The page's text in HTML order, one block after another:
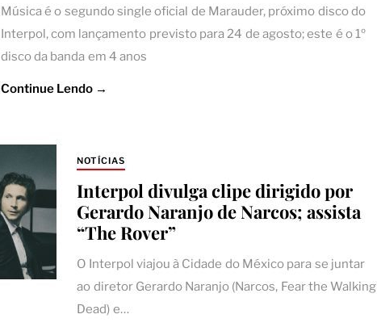
Música é o segundo single oficial de Marauder, próximo disco do
Interpol, com lançamento previsto para 24 de agosto; este é o 1º
disco da banda em 4 anos
Continue Lendo →
NOTÍCIAS
Interpol divulga clipe dirigido por
Gerardo Naranjo de Narcos; assista
“The Rover”
O Interpol viajou à Cidade do México para se juntar
ao diretor Gerardo Naranjo (Narcos, Fear the Walking
Dead) e…